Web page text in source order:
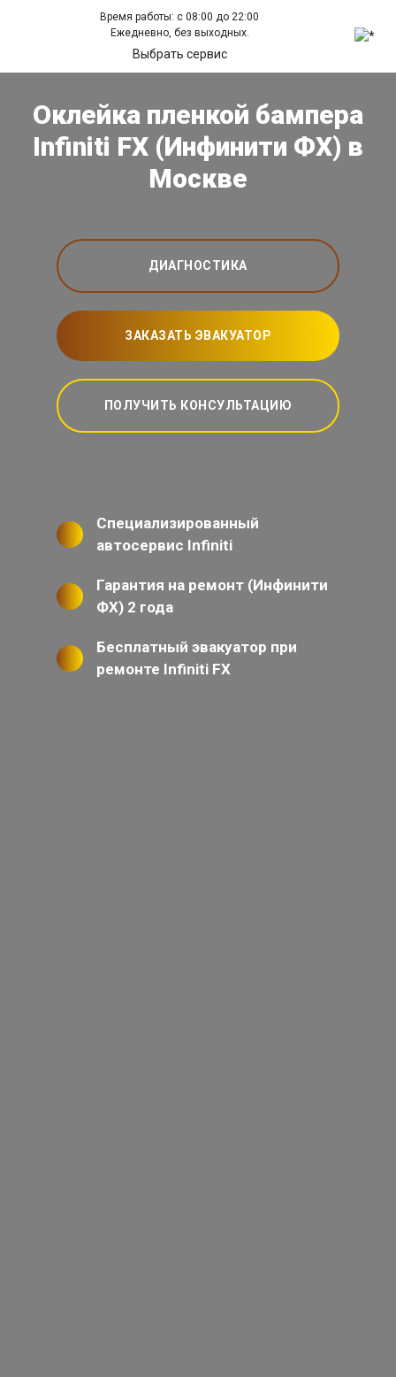
Время работы: с 08:00 до 22:00
Ежедневно, без выходных.
Выбрать сервис
Оклейка пленкой бампера
Infiniti FX (Инфинити ФХ) в
Москве
ДИАГНОСТИКА
ЗАКАЗАТЬ ЭВАКУАТОР
ПОЛУЧИТЬ КОНСУЛЬТАЦИЮ
Специализированный
автосервис Infiniti
Гарантия на ремонт (Инфинити
ФХ) 2 года
Бесплатный эвакуатор при
ремонте Infiniti FX